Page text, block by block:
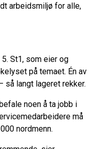
arbeidsmiljø for alle,
St1, som eier og
på temaet. Én av
så langt lageret rekker.
noen å ta jobb i
må
nordmenn.